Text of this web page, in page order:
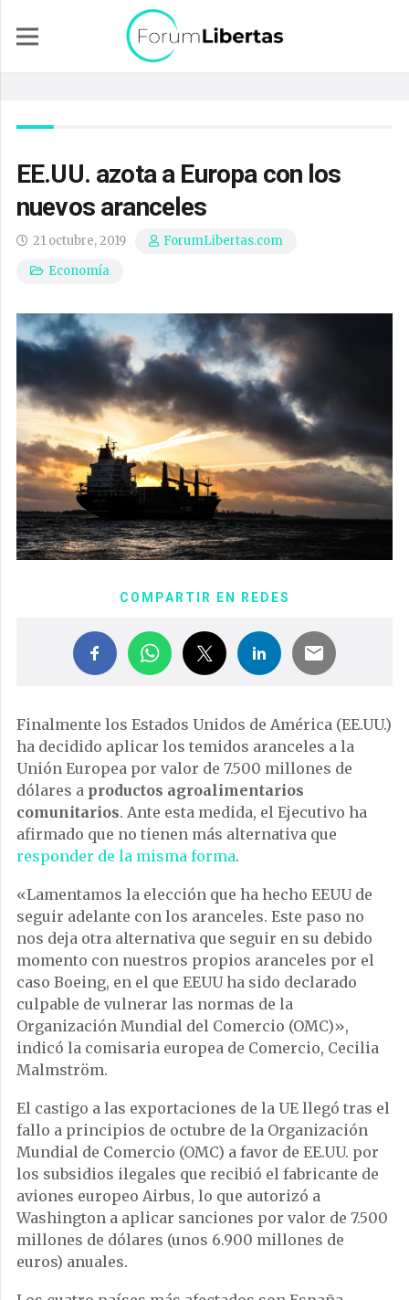
EE.UU. azota a Europa con los
nuevos aranceles
21 octubre, 2019
ForumLibertas.com
Economía
COMPARTIR EN REDES
Finalmente los Estados Unidos de América (EE.UU.)
ha decidido aplicar los temidos aranceles a la
Unión Europea por valor de 7.500 millones de
dólares a productos agroalimentarios
comunitarios. Ante esta medida, el Ejecutivo ha
afirmado que no tienen más alternativa que
responder de la misma forma.
«Lamentamos la elección que ha hecho EEUU de
seguir adelante con los aranceles. Este paso no
nos deja otra alternativa que seguir en su debido
momento con nuestros propios aranceles por el
caso Boeing, en el que EEUU ha sido declarado
culpable de vulnerar las normas de la
Organización Mundial del Comercio (OMC)»,
indicó la comisaria europea de Comercio, Cecilia
Malmström.
El castigo a las exportaciones de la UE llegó tras el
fallo a principios de octubre de la Organización
Mundial de Comercio (OMC) a favor de EE.UU. por
los subsidios ilegales que recibió el fabricante de
aviones europeo Airbus, lo que autorizó a
Washington a aplicar sanciones por valor de 7.500
millones de dólares (unos 6.900 millones de
euros) anuales.